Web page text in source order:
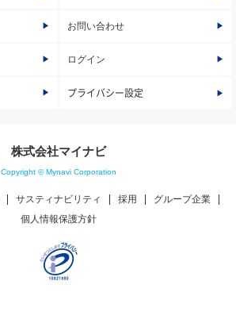
お問い合わせ
ログイン
プライバシー設定
株式会社マイナビ
Copyright © Mynavi Corporation
サスティナビリティ 採用
グループ企業
個人情報保護方針